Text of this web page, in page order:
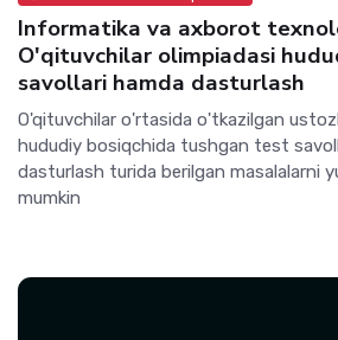
Informatika va axborot
O'qituvchilar olimpiadasi
savollari hamda dasturlash
O'qituvchilar o'rtasida o'tkazilgan
hududiy bosiqchida tushgan test
dasturlash turida berilgan masalalarni
mumkin